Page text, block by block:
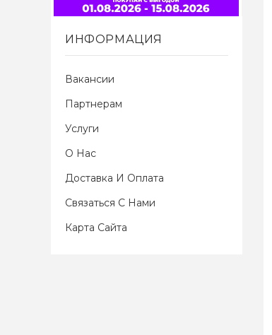
ИНФОРМАЦИЯ
Вакансии
Партнерам
Услуги
О Нас
Доставка И Оплата
Связаться С Нами
Карта Сайта